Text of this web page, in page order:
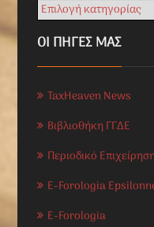
ΟΙ ΠΗΓΕΣ ΜΑΣ
TaxHeaven News
Βιβλιοθήκη ΓΓΔΕ
Περιοδικό Επιχείρηση
E-Forologia
E-Forologia